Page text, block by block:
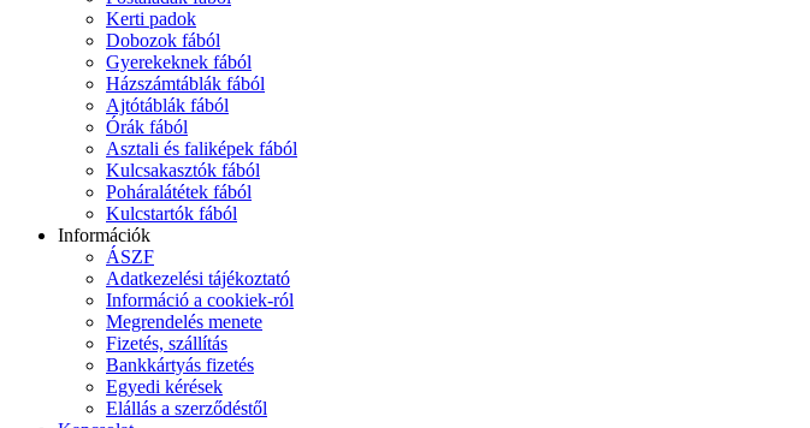
Kerti padok
Dobozok fából
Gyerekeknek fából
Házszámtáblák fából
Ajtótáblák fából
Órák fából
Asztali és faliképek fából
Kulcsakasztók fából
Poháralátétek fából
Kulcstartók fából
Információk
ÁSZF
Adatkezelési tájékoztató
Információ a cookiek-ról
Megrendelés menete
Fizetés, szállítás
Bankkártyás fizetés
Egyedi kérések
Elállás a szerződéstől